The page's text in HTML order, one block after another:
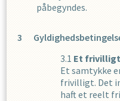
påbegyndes.
Et
Et samtykke
frivilligt. Det
haft et reelt